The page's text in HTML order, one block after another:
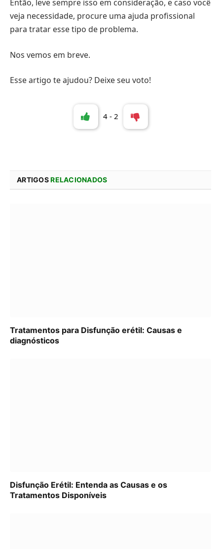
Então, leve sempre isso em consideração, e caso você
veja necessidade, procure uma ajuda profissional
para tratar esse tipo de problema.
Nos vemos em breve.
Esse artigo te ajudou? Deixe seu voto!
4 - 2
ARTIGOSRELACIONADOS
Tratamentos para Disfunção erétil: Causas e
diagnósticos
Disfunção Erétil: Entenda as Causas e os
Tratamentos Disponíveis